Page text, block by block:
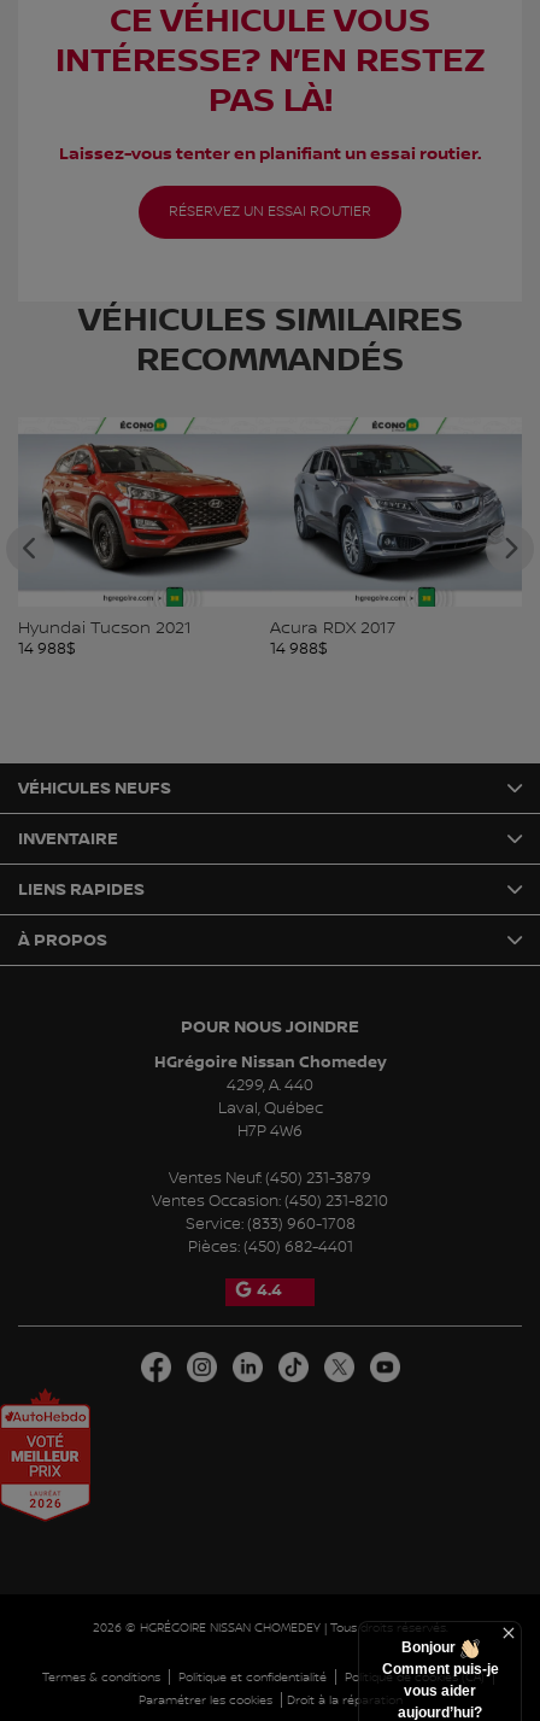
CE VÉHICULE VOUS
INTÉRESSE? N’EN RESTEZ
PAS LÀ!
Laissez-vous tenter en planifiant un essai routier.
RÉSERVEZ UN ESSAI ROUTIER
VÉHICULES SIMILAIRES
RECOMMANDÉS
Hyundai Tucson 2021
14 988$
Acura RDX 2017
14 988$
POUR NOUS JOINDRE
HGrégoire Nissan Chomedey
4299, A. 440
Laval,Québec
H7P 4W6
Ventes Neuf: (450) 231-3879
Ventes Occasion: (450) 231-8210
Service: (833) 960-1708
Pièces: (450) 682-4401
4.4
VÉHICULES NEUFS
INVENTAIRE
LIENS RAPIDES
À PROPOS
2026 © HGRÉGOIRE NISSAN CHOMEDEY| Tous droits réservés.
Termes & conditions| Politique et confidentialité| Politique de cookies (CA)|
Paramétrer les cookies| Droit à la réparation
Bonjour
Comment puis-je
vous aider
aujourd’hui?